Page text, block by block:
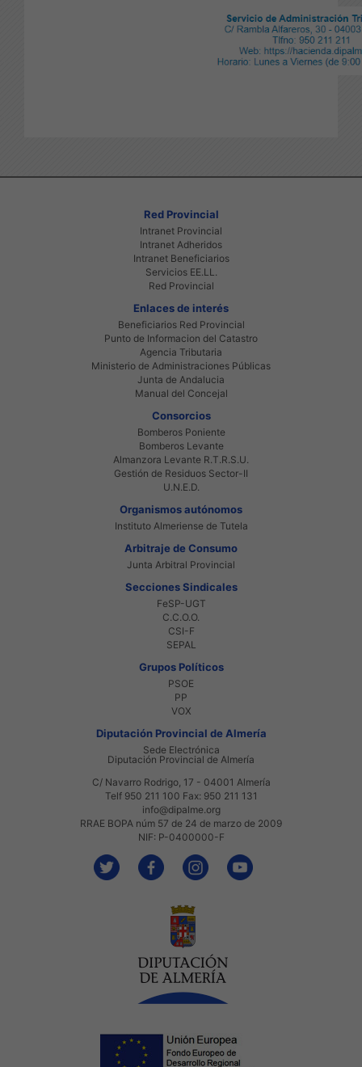
Red Provincial
Intranet Provincial
Intranet Adheridos
Intranet Beneficiarios
Servicios EE.LL.
Red Provincial
Enlaces de interés
Beneficiarios Red Provincial
Punto de Informacion del Catastro
Agencia Tributaria
Ministerio de Administraciones Públicas
Junta de Andalucia
Manual del Concejal
Consorcios
Bomberos Poniente
Bomberos Levante
Almanzora Levante R.T.R.S.U.
Gestión de Residuos Sector-II
U.N.E.D.
Organismos autónomos
Instituto Almeriense de Tutela
Arbitraje de Consumo
Junta Arbitral Provincial
Secciones Sindicales
FeSP-UGT
C.C.O.O.
CSI-F
SEPAL
Grupos Políticos
PSOE
PP
VOX
Diputación Provincial de Almería
Sede Electrónica
Diputación Provincial de Almería
C/ Navarro Rodrigo, 17 - 04001 Almería
Telf 950 211 100 Fax: 950 211 131
info@dipalme.org
RRAE BOPA núm 57 de 24 de marzo de 2009
NIF: P-0400000-F